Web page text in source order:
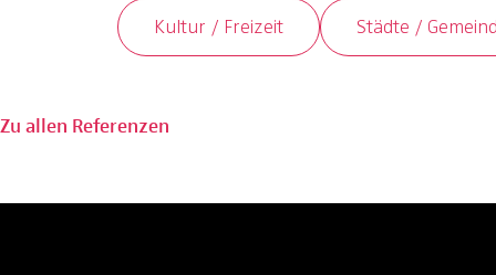
Kultur / Freizeit Städte /
Zu allen Referenzen